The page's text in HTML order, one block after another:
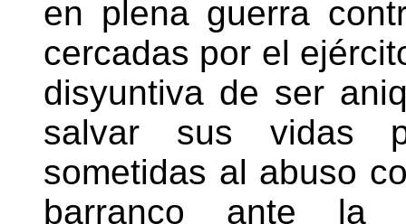
en plena guerra
cercadas por el
disyuntiva de ser
salvar sus vidas
sometidas al abuso
barranco ante la